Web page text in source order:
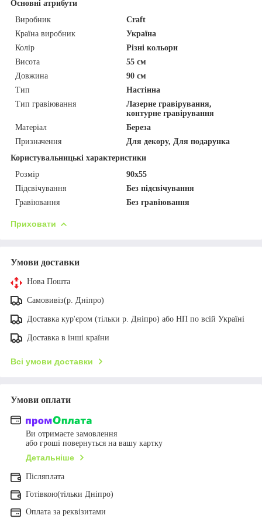
Основні атрибути
Виробник
Craft
Країна виробник
Україна
Колір
Різні кольори
Висота
55 см
Довжина
90 см
Тип
Настінна
Тип гравіювання
Лазерне гравірування,
контурне гравірування
Матеріал
Береза
Призначення
Для декору, Для подарунка
Користувальницькі характеристики
Розмір
90х55
Підсвічування
Без підсвічування
Гравіювання
Без гравіювання
Приховати
Умови доставки
Нова Пошта
Самовивіз(р. Дніпро)
Доставка кур'єром (тільки р. Дніпро) або НП по всій Україні
Доставка в інші країни
Всі умови доставки
Умови оплати
Ви отримаєте замовлення
або гроші повернуться на вашу картку
Детальніше
Післяплата
Готівкою(тільки Дніпро)
Оплата за реквізитами